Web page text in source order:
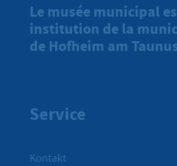
Le musée municipal
institution de la
de Hofheim am
Service
Kontakt